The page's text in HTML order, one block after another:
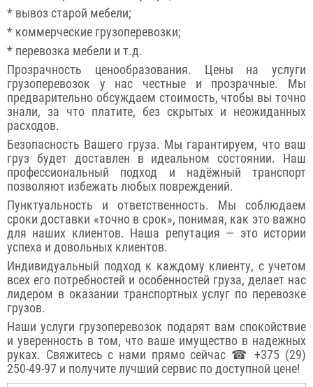
* вывоз старой мебели;
* коммерческие грузоперевозки;
* перевозка мебели и т.д.
Прозрачность ценообразования. Цены на услуги
грузоперевозок у нас честные и прозрачные. Мы
предварительно обсуждаем стоимость, чтобы вы точно
знали, за что платите, без скрытых и неожиданных
расходов.
Безопасность Вашего груза. Мы гарантируем, что ваш
груз будет доставлен в идеальном состоянии. Наш
профессиональный подход и надёжный транспорт
позволяют избежать любых повреждений.
Пунктуальность и ответственность. Мы соблюдаем
сроки доставки «точно в срок», понимая, как это важно
для наших клиентов. Наша репутация — это истории
успеха и довольных клиентов.
Индивидуальный подход к каждому клиенту, с учетом
всех его потребностей и особенностей груза, делает нас
лидером в оказании транспортных услуг по перевозке
грузов.
Наши услуги грузоперевозок подарят вам спокойствие
и уверенность в том, что ваше имущество в надежных
руках. Свяжитесь с нами прямо сейчас ☎ +375 (29)
250-49-97 и получите лучший сервис по доступной цене!